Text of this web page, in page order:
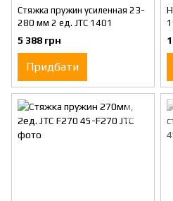
Стяжка пружин усиленная 23-
280 мм 2 ед. JTC 1401
5 388 грн
Придбати